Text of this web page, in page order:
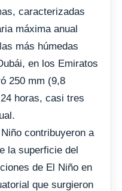
caracterizadas
máxima anual
más húmedas
en los Emiratos
250 mm (9,8
horas, casi tres
contribuyeron a
la superficie del
de El Niño en
que surgieron